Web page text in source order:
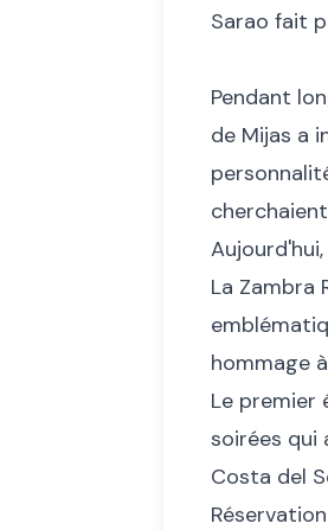
Sarao fait
Pendant
de Mijas a
La Zambra
hommage
Le premier
soirées qui
Costa del
Réservation